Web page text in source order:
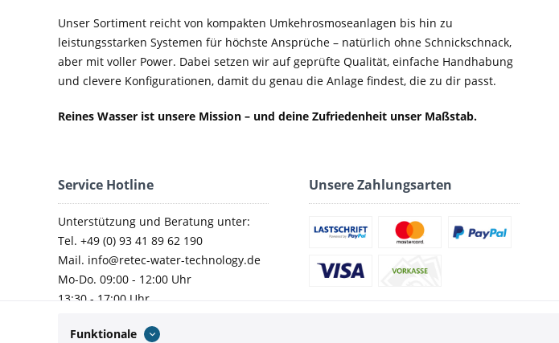
Unser Sortiment reicht von kompakten Umkehrosmoseanlagen bis hin zu
leistungsstarken Systemen für höchste Ansprüche – natürlich ohne Schnickschnack,
aber mit voller Power. Dabei setzen wir auf geprüfte Qualität, einfache Handhabung
und clevere Konfigurationen, damit du genau die Anlage findest, die zu dir passt.
Reines Wasser ist unsere Mission – und deine Zufriedenheit unser Maßstab.
Service Hotline
Unterstützung und Beratung unter:
Tel. +49 (0) 93 41 89 62 190
Mail. info@retec-water-technology.de
Mo-Do. 09:00 - 12:00 Uhr
13:30 - 17:00 Uhr
Unsere Zahlungsarten
Funktionale